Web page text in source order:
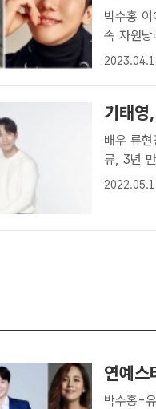
박수홍
속 자원낭비 줄이
있는 기
기태
배우 류현경과 부부로 호
류, 3년
우 기태
연예스
박수홍-